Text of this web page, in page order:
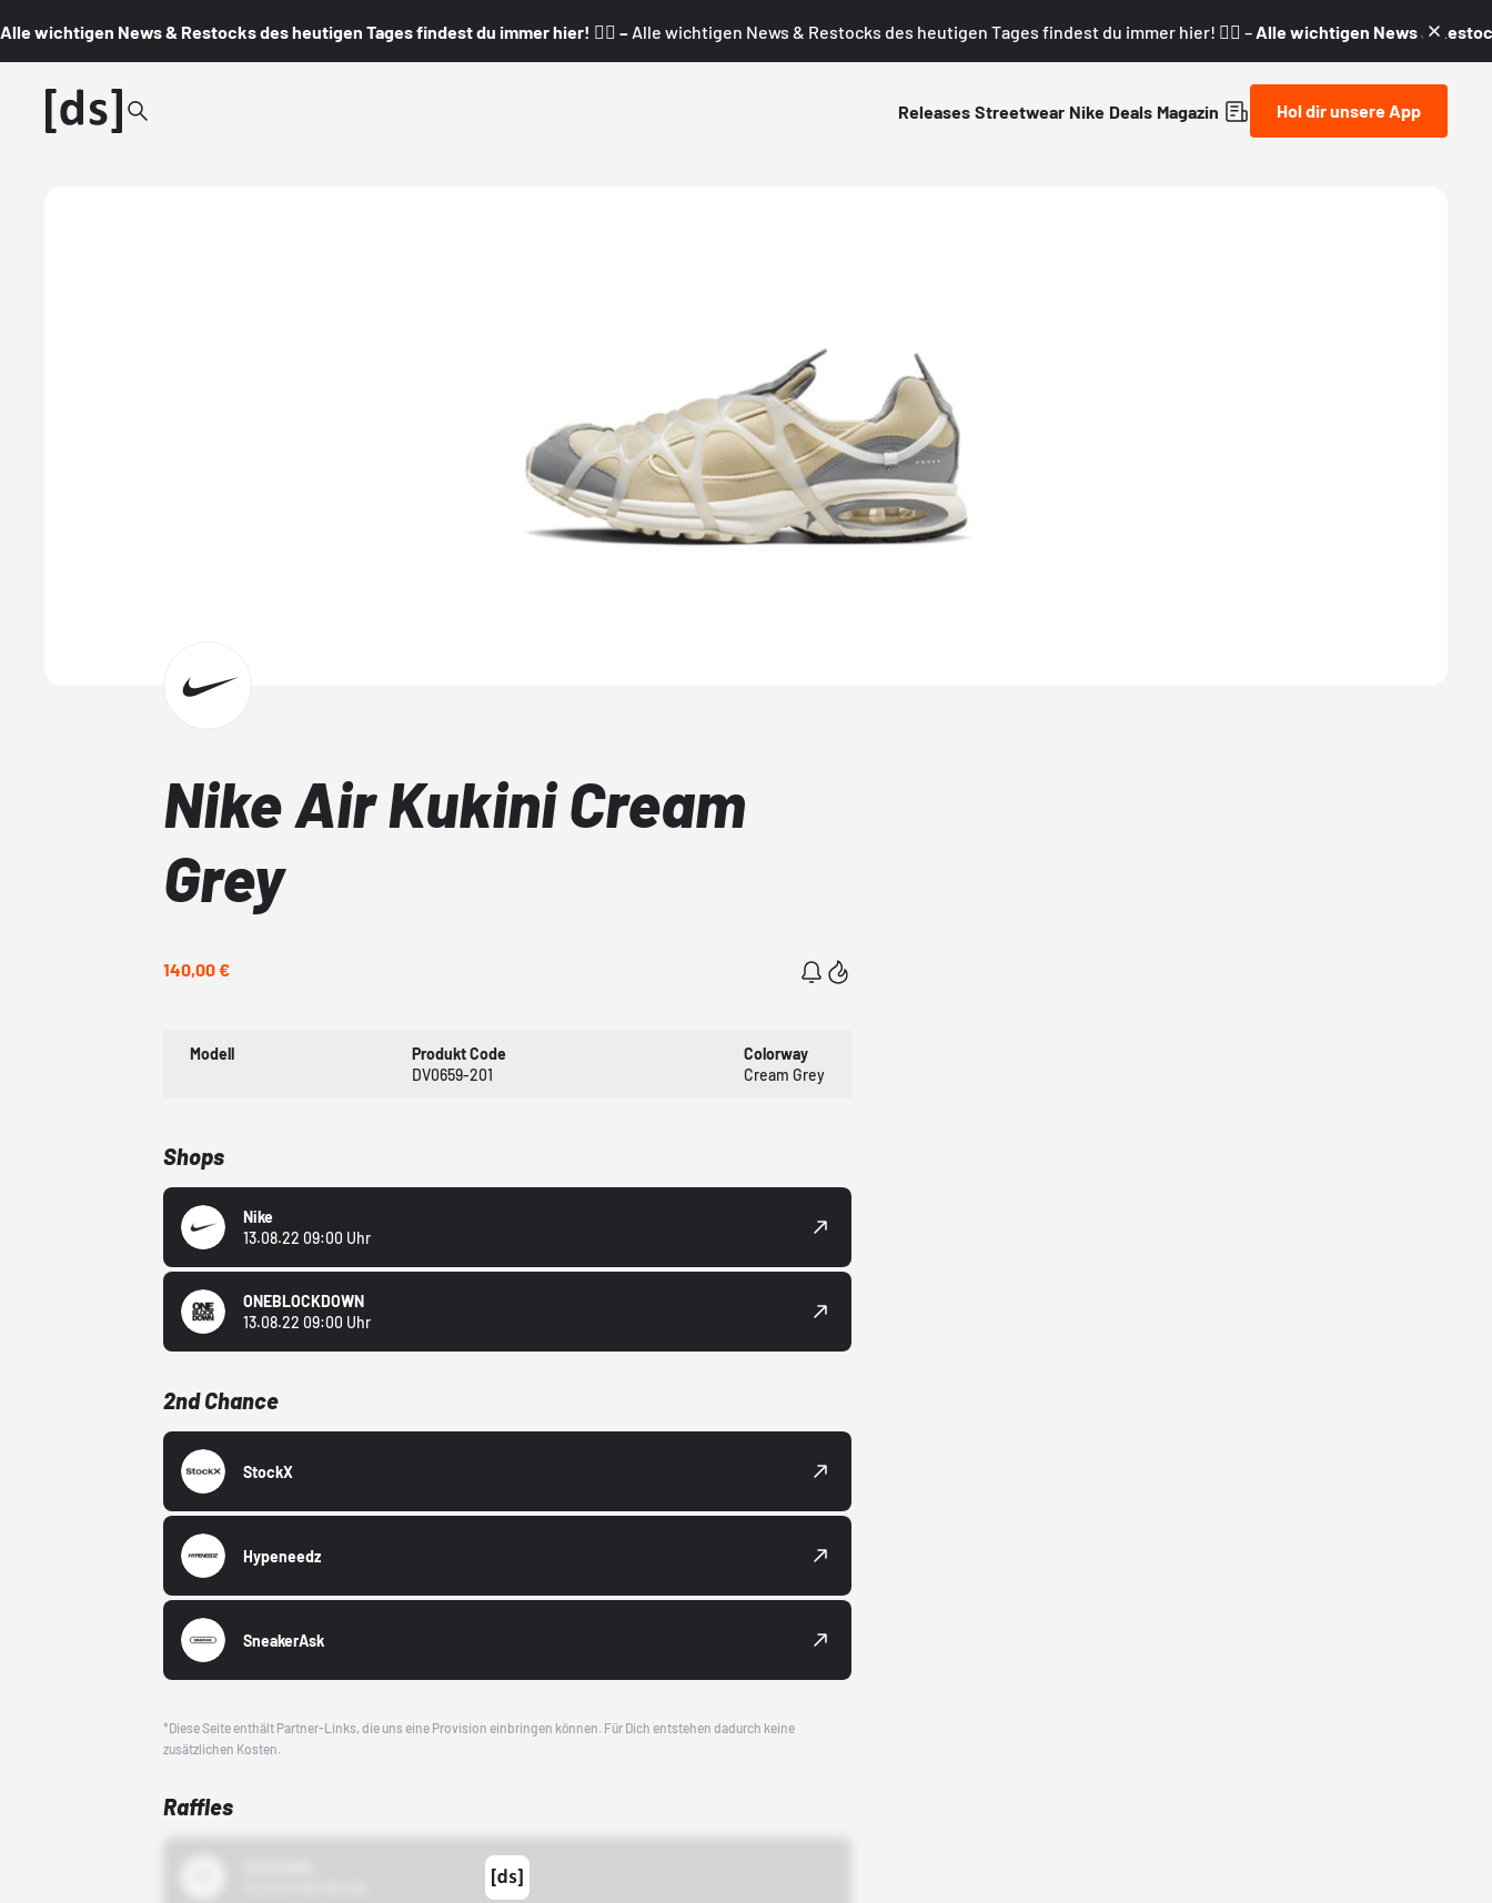
Alle wichtigen News & Restocks des heutigen Tages findest du immer hier! 👇🏼 – Alle wichtigen News & Restocks des heutigen Tages findest du immer hier! 👇🏼 – Alle wichtigen News &
Releases Streetwear Nike Deals Magazin Hol dir unsere App
Nike Air Kukini Cream
Grey
140,00 €
Modell
Produkt Code
DV0659-201
Colorway
Cream Grey
Shops
Nike
13.08.22 09:00 Uhr
ONEBLOCKDOWN
13.08.22 09:00 Uhr
2nd Chance
StockX
Hypeneedz
SneakerAsk
*Diese Seite enthält Partner-Links, die uns eine Provision einbringen können. Für Dich entstehen dadurch keine
zusätzlichen Kosten.
Raffles